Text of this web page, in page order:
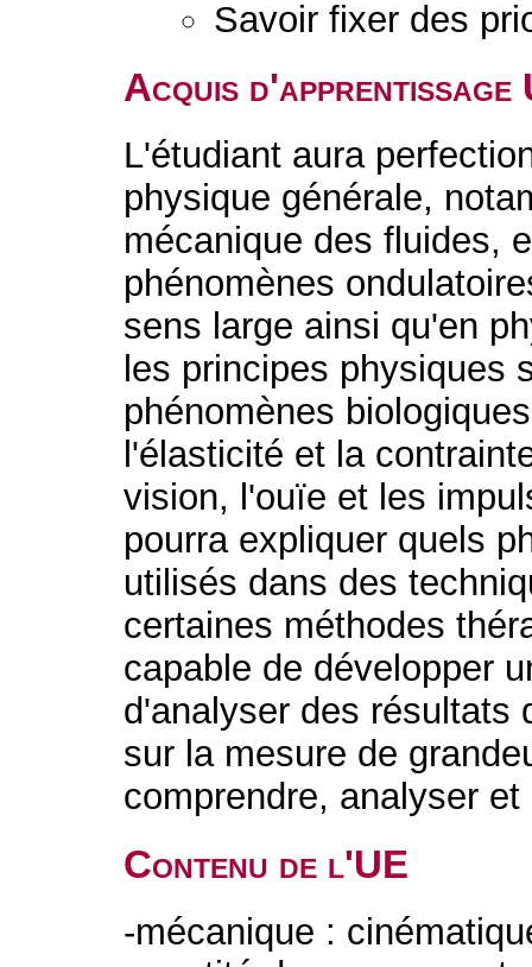
Savoir fixer des
Acquis d'apprentissage
L'étudiant aura
physique générale,
mécanique des fluides,
phénomènes
sens large ainsi qu'en
les principes physiques
phénomènes
l'élasticité et la
vision, l'ouïe et les
pourra expliquer quels
utilisés dans des
certaines méthodes
capable de développer
d'analyser des résultats
sur la mesure de
comprendre, analyser
Contenu de l'UE
-mécanique :